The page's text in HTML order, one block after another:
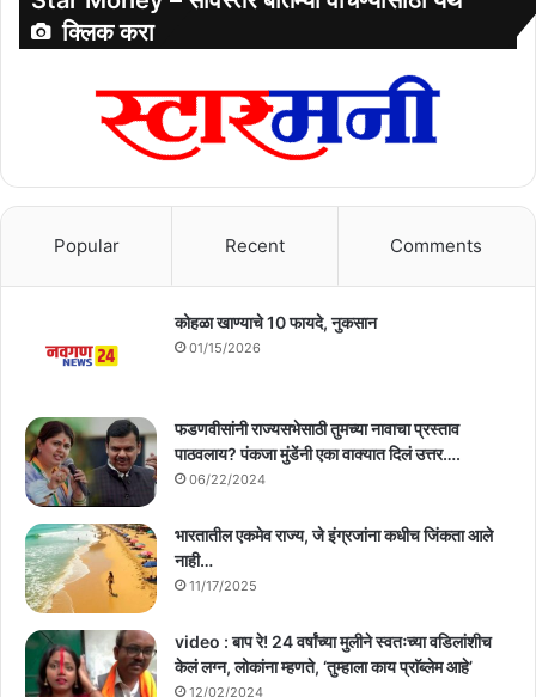
क्लिक करा
Popular Recent Comments
कोहळा खाण्याचे 10 फायदे, नुकसान
01/15/2026
फडणवीसांनी राज्यसभेसाठी तुमच्या नावाचा प्रस्ताव
पाठवलाय? पंकजा मुंडेंनी एका वाक्यात दिलं उत्तर….
06/22/2024
भारतातील एकमेव राज्य, जे इंग्रजांना कधीच जिंकता आले
नाही…
11/17/2025
video : बाप रे! 24 वर्षांच्या मुलीने स्वतःच्या वडिलांशीच
केलं लग्न, लोकांना म्हणते, ‘तुम्हाला काय प्राॅब्लेम आहे’
12/02/2024